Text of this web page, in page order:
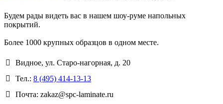
Будем рады видеть вас в нашем шоу-руме напольных
покрытий.
Более 1000 крупных образцов в одном месте.
Видное, ул. Старо-нагорная, д. 20
Тел.: 8 (495) 414-13-13
Почта: zakaz@spc-laminate.ru